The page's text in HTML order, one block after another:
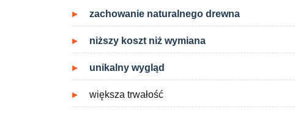
zachowanie naturalnego drewna
niższy koszt niż wymiana
unikalny wygląd
większa trwałość